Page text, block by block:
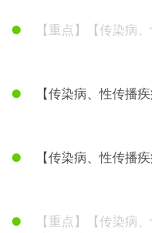
【重点】【传染病
【传染病、性传播
【传染病、性传播
【重点】【传染病